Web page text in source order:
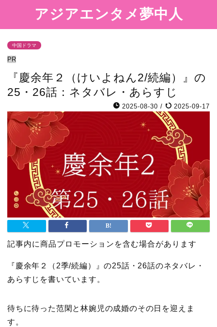
アジアエンタメ夢中人
中国ドラマ
PR
『慶余年２（けいよねん2/続編）』の
25・26話：ネタバレ・あらすじ
2025-08-30 / 2025-09-17
記事内に商品プロモーションを含む場合があります
『慶余年２（2季/続編）』の25話・26話のネタバレ・
あらすじを書いています。
待ちに待った范閑と林婉児の成婚のその日を迎えま
す。